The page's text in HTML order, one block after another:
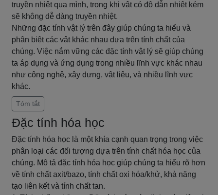
truyền nhiệt qua mình, trong khi vật có độ dẫn nhiệt kém
sẽ không dễ dàng truyền nhiệt.
Những đặc tính vật lý trên đây giúp chúng ta hiểu và
phân biệt các vật khác nhau dựa trên tính chất của
chúng. Việc nắm vững các đặc tính vật lý sẽ giúp chúng
ta áp dụng và ứng dụng trong nhiều lĩnh vực khác nhau
như công nghệ, xây dựng, vật liệu, và nhiều lĩnh vực
khác.
Tóm tắt
Đặc tính hóa học
Đặc tính hóa học là một khía cạnh quan trọng trong việc
phân loại các đối tượng dựa trên tính chất hóa học của
chúng. Mô tả đặc tính hóa học giúp chúng ta hiểu rõ hơn
về tính chất axit/bazo, tính chất oxi hóa/khử, khả năng
tạo liên kết và tính chất tan.